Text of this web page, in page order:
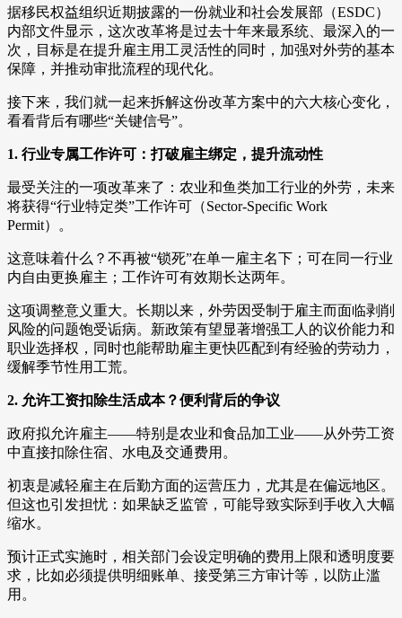
据移民权益组织近期披露的一份就业和社会发展部（ESDC）
内部文件显示，这次改革将是过去十年来最系统、最深入的一
次，目标是在提升雇主用工灵活性的同时，加强对外劳的基本
保障，并推动审批流程的现代化。
接下来，我们就一起来拆解这份改革方案中的六大核心变化，
看看背后有哪些“关键信号”。
1. 行业专属工作许可：打破雇主绑定，提升流动性
最受关注的一项改革来了：农业和鱼类加工行业的外劳，未来
将获得“行业特定类”工作许可（Sector-Specific Work
Permit）。
这意味着什么？不再被“锁死”在单一雇主名下；可在同一行业
内自由更换雇主；工作许可有效期长达两年。
这项调整意义重大。长期以来，外劳因受制于雇主而面临剥削
风险的问题饱受诟病。新政策有望显著增强工人的议价能力和
职业选择权，同时也能帮助雇主更快匹配到有经验的劳动力，
缓解季节性用工荒。
2. 允许工资扣除生活成本？便利背后的争议
政府拟允许雇主——特别是农业和食品加工业——从外劳工资
中直接扣除住宿、水电及交通费用。
初衷是减轻雇主在后勤方面的运营压力，尤其是在偏远地区。
但这也引发担忧：如果缺乏监管，可能导致实际到手收入大幅
缩水。
预计正式实施时，相关部门会设定明确的费用上限和透明度要
求，比如必须提供明细账单、接受第三方审计等，以防止滥
用。